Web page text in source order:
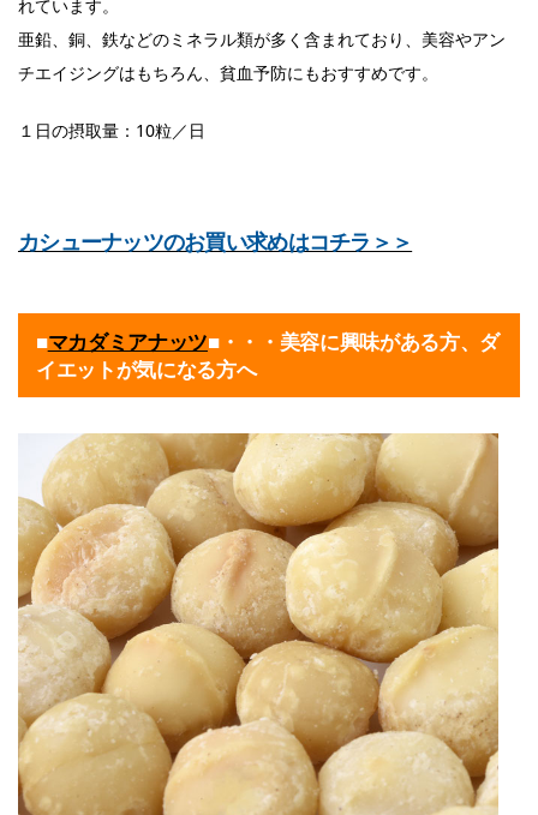
れています。
亜鉛、銅、鉄などのミネラル類が多く含まれており、美容やアン
チエイジングはもちろん、貧血予防にもおすすめです。
１日の摂取量：10粒／日
カシューナッツのお買い求めはコチラ＞＞
■マカダミアナッツ■・・・美容に興味がある方、ダ
イエットが気になる方へ